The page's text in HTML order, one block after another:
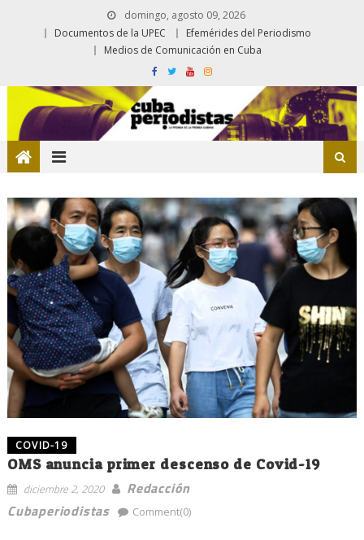
domingo, agosto 09, 2026
Documentos de la UPEC
Efemérides del Periodismo
Medios de Comunicación en Cuba
COVID-19
OMS anuncia primer descenso de Covid-19
diciembre 2, 2020
Redacción
Cubaperiodistas
Comment(0)